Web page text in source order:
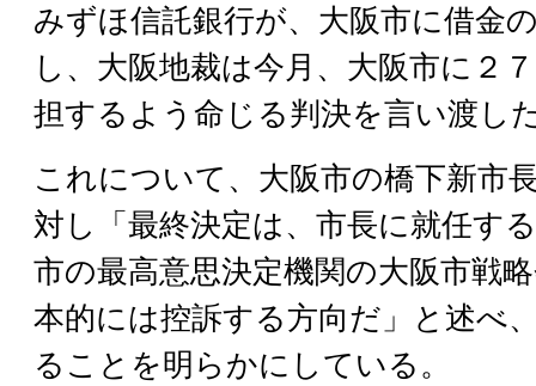
みずほ信託銀行が、大阪市に借金
し、大阪地裁は今月、大阪市に２
担するよう命じる判決を言い渡し
これについて、大阪市の橋下新市
対し「最終決定は、市長に就任す
市の最高意思決定機関の大阪市戦
本的には控訴する方向だ」と述べ
ることを明らかにしている。